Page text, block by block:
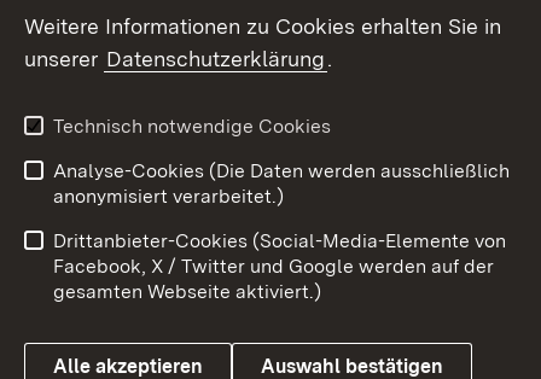
Social Wall
X / Twitter
Youtube
Benutzungshinweise
Barrierefreiheit
Datenschutz
Cookies
Weitere Informationen zu Cookies erhalten Sie in
unserer Datenschutzerklärung.
Technisch notwendige Cookies
Analyse-Cookies (Die Daten werden ausschließlich
anonymisiert verarbeitet.)
Drittanbieter-Cookies (Social-Media-Elemente von
Facebook, X / Twitter und Google werden auf der
gesamten Webseite aktiviert.)
Alle akzeptieren Auswahl bestätigen